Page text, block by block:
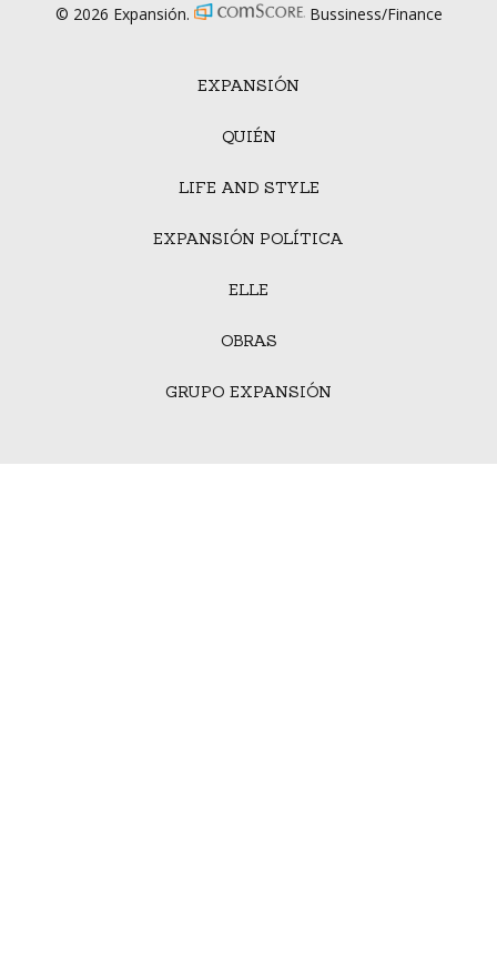
EXPANSIÓN
QUIÉN
LIFE AND STYLE
EXPANSIÓN POLÍTICA
ELLE
OBRAS
GRUPO EXPANSIÓN
© 2026 Expansión. Bussiness/Finance